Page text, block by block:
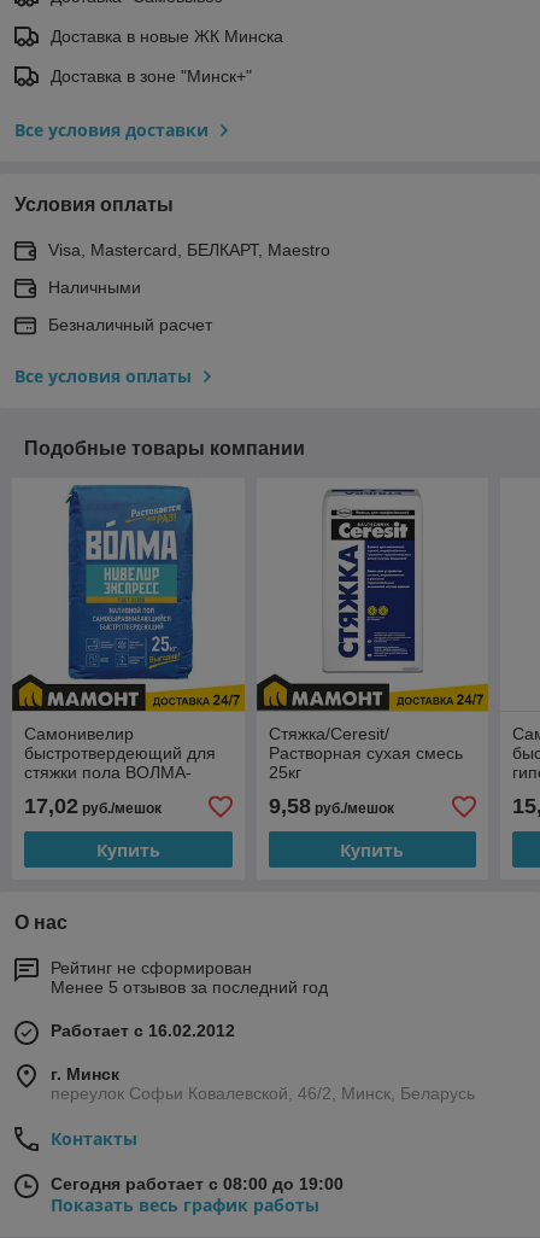
Доставка в новые ЖК Минска
Доставка в зоне "Минск+"
Все условия доставки
Условия оплаты
Visa, Mastercard, БЕЛКАРТ, Maestro
Наличными
Безналичный расчет
Все условия оплаты
Подобные товары компании
Самонивелир
быстротвердеющий для
стяжки пола ВОЛМА-
17,02 руб./мешок
Купить
Стяжка/Ceresit/
Растворная сухая смесь
25кг
9,58руб./мешок
Купить
О нас
Рейтинг не сформирован
Менее 5 отзывов за последний год
Работает с 16.02.2012
г. Минск
переулок Софьи Ковалевской, 46/2, Минск, Беларусь
Контакты
Сегодня работает с 08:00 до 19:00
Показать весь график работы